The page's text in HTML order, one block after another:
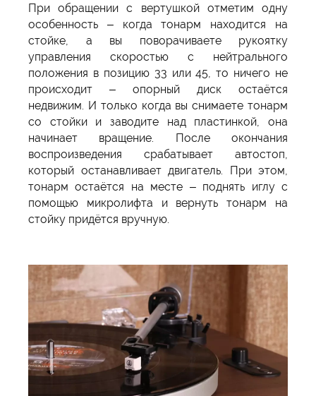
При обращении с вертушкой отметим одну
особенность – когда тонарм находится на
стойке, а вы поворачиваете рукоятку
управления скоростью с нейтрального
положения в позицию 33 или 45, то ничего не
происходит – опорный диск остаётся
недвижим. И только когда вы снимаете тонарм
со стойки и заводите над пластинкой, она
начинает вращение. После окончания
воспроизведения срабатывает автостоп,
который останавливает двигатель. При этом,
тонарм остаётся на месте – поднять иглу с
помощью микролифта и вернуть тонарм на
стойку придётся вручную.